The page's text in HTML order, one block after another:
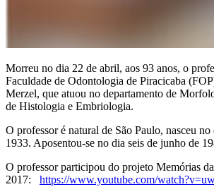
Morreu no dia 22 de abril, aos 93 anos, o
Faculdade de Odontologia de Piracicaba
Merzel, que atuou no departamento de
de Histologia e Embriologia.
O professor é natural de São Paulo, nasceu
1933. Aposentou-se no dia seis de junho de
O professor participou do projeto Memórias
2017: https://www.youtube.com/